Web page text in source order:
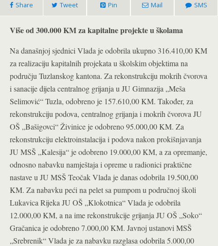
Share Tweet Pin Mail SMS
Više od 300.000 KM za kapitalne projekte u školama
Na današnjoj sjednici Vlada je odobrila ukupno 316.410,00 KM
za realizaciju kapitalnih projekata u školskim objektima na
području Tuzlanskog kantona. Za rekonstrukciju mokrih čvorova
i sanacije dijela centralnog grijanja u JU Gimnazija „Meša
Selimović“ Tuzla, odobreno je 157.610,00 KM. Također, za
rekonstrukciju podova, centralnog grijanja i mokrih čvorova JU
OŠ „Bašigovci“ Živinice je odobreno 95.000,00 KM. Za
rekonstrukciju elektroinstalacija i podova nakon prokišnjavanja
JU MSŠ „Kalesija“ je odobreno 19.000,00 KM, a za opremanje,
odnosno nabavku namještaja i opreme u radionici praktične
nastave u JU MSŠ Teočak Vlada je danas odobrila 19.500,00
KM. Za nabavku peći na pelet sa pumpom u područnoj školi
Lukavica Rijeka JU OŠ „Klokotnica“ Vlada je odobrila
12.000,00 KM, a na ime rekonstrukcije grijanja JU OŠ „Soko“
Gračanica je odobreno 7.000,00 KM. Javnoj ustanovi MSŠ
„Srebrenik“ Vlada je za nabavku razglasa odobrila 5.000,00